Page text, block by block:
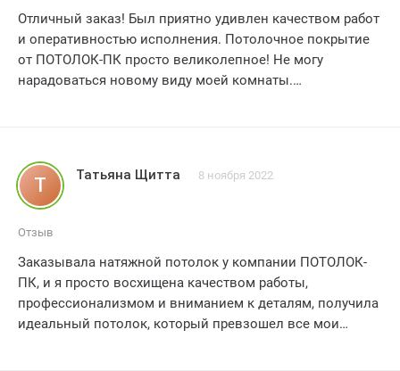
Отличный заказ! Был приятно удивлен качеством работ
и оперативностью исполнения. Потолочное покрытие
от ПОТОЛОК-ПК просто великолепное! Не могу
нарадоваться новому виду моей комнаты.
Безусловно,рекомендую всем,кто ценит качество и
хочет прекрасный потолок! Спасибо за отличную
работу! 5 звезд!
Т Татьяна Щитта 8 ноября 2022
Отзыв
Заказывала натяжной потолок у компании ПОТОЛОК-
ПК, и я просто восхищена качеством работы,
профессионализмом и вниманием к деталям, получила
идеальный потолок, который превзошел все мои